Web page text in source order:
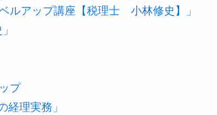
ルアップ講座【税理士 小林修史】」
プ
経理実務」